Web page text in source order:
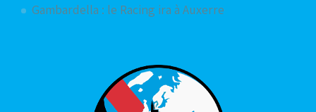
Gambardella : le Racing ira à Auxerre